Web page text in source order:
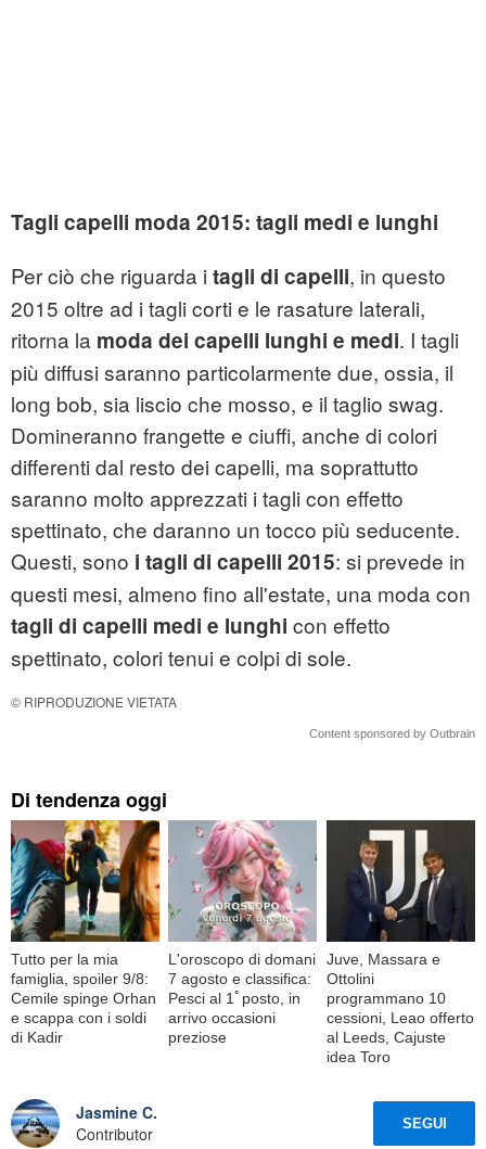
Tagli capelli moda 2015: tagli medi e lunghi
Per ciò che riguarda i tagli di capelli, in questo
2015 oltre ad i tagli corti e le rasature laterali,
ritorna la moda dei capelli lunghi e medi. I tagli
più diffusi saranno particolarmente due, ossia, il
long bob, sia liscio che mosso, e il taglio swag.
Domineranno frangette e ciuffi, anche di colori
differenti dal resto dei capelli, ma soprattutto
saranno molto apprezzati i tagli con effetto
spettinato, che daranno un tocco più seducente.
Questi, sono i tagli di capelli 2015: si prevede in
questi mesi, almeno fino all'estate, una moda con
tagli di capelli medi e lunghi con effetto
spettinato, colori tenui e colpi di sole.
© RIPRODUZIONE VIETATA
Content sponsored by Outbrain
Di tendenza oggi
Tutto per la mia
famiglia, spoiler 9/8:
Cemile spinge Orhan
e scappa con i soldi
di Kadir
L'oroscopo di domani
7 agosto e classifica:
Pesci al 1ﾟposto, in
arrivo occasioni
preziose
Juve, Massara e
Ottolini
programmano 10
cessioni, Leao offerto
al Leeds, Cajuste
idea Toro
Jasmine C.
Contributor
SEGUI